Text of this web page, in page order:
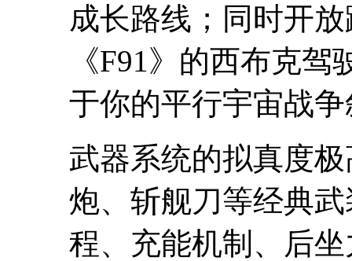
成长路线；同时开
《F91》的西布克
于你的平行宇宙战
武器系统的拟真度
炮、斩舰刀等经典
程、充能机制、后